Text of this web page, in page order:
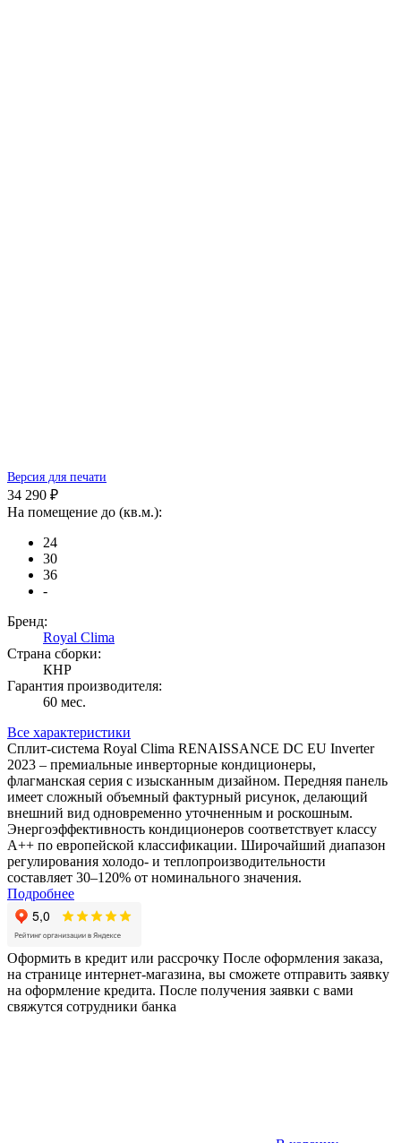
Версия для печати
34 290 ₽
На помещение до (кв.м.):
24
30
36
-
Бренд:
Royal Clima
Страна сборки:
КНР
Гарантия производителя:
60 мес.
Все характеристики
Сплит-система Royal Clima RENAISSANCE DC EU Inverter
2023 – премиальные инверторные кондиционеры,
флагманская серия с изысканным дизайном. Передняя панель
имеет сложный объемный фактурный рисунок, делающий
внешний вид одновременно уточненным и роскошным.
Энергоэффективность кондиционеров соответствует классу
А++ по европейской классификации. Широчайший диапазон
регулирования холодо- и теплопроизводительности
составляет 30–120% от номинального значения.
Подробнее
Оформить в кредит или рассрочку После оформления заказа,
на странице интернет-магазина, вы сможете отправить заявку
на оформление кредита. После получения заявки с вами
свяжутся сотрудники банка